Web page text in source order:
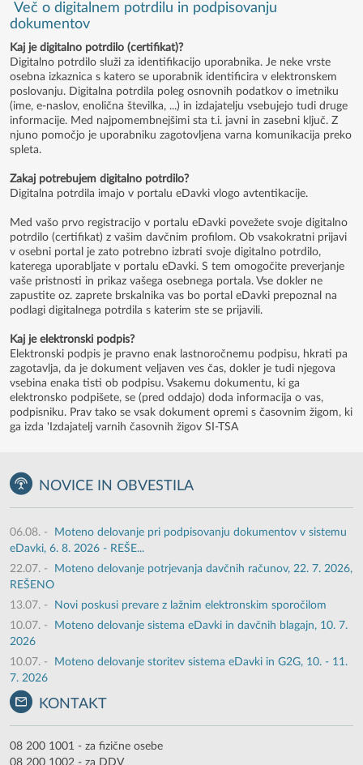
Več o digitalnem potrdilu in podpisovanju
dokumentov
Kaj je digitalno potrdilo (certifikat)?
Digitalno potrdilo služi za identifikacijo uporabnika. Je neke vrste
osebna izkaznica s katero se uporabnik identificira v elektronskem
poslovanju. Digitalna potrdila poleg osnovnih podatkov o imetniku
(ime, e-naslov, enolična številka, ...) in izdajatelju vsebujejo tudi druge
informacije. Med najpomembnejšimi sta t.i. javni in zasebni ključ. Z
njuno pomočjo je uporabniku zagotovljena varna komunikacija preko
spleta.
Zakaj potrebujem digitalno potrdilo?
Digitalna potrdila imajo v portalu eDavki vlogo avtentikacije.
Med vašo prvo registracijo v portalu eDavki povežete svoje digitalno
potrdilo (certifikat) z vašim davčnim profilom. Ob vsakokratni prijavi
v osebni portal je zato potrebno izbrati svoje digitalno potrdilo,
katerega uporabljate v portalu eDavki. S tem omogočite preverjanje
vaše pristnosti in prikaz vašega osebnega portala. Vse dokler ne
zapustite oz. zaprete brskalnika vas bo portal eDavki prepoznal na
podlagi digitalnega potrdila s katerim ste se prijavili.
Kaj je elektronski podpis?
Elektronski podpis je pravno enak lastnoročnemu podpisu, hkrati pa
zagotavlja, da je dokument veljaven ves čas, dokler je tudi njegova
vsebina enaka tisti ob podpisu. Vsakemu dokumentu, ki ga
elektronsko podpišete, se (pred oddajo) doda informacija o vas,
podpisniku. Prav tako se vsak dokument opremi s časovnim žigom, ki
ga izda 'Izdajatelj varnih časovnih žigov SI-TSA
NOVICE IN OBVESTILA
06.08. -
Moteno delovanje pri podpisovanju dokumentov v sistemu
eDavki, 6. 8. 2026 - REŠE...
22.07. -
Moteno delovanje potrjevanja davčnih računov, 22. 7. 2026,
REŠENO
13.07. -
Novi poskusi prevare z lažnim elektronskim sporočilom
10.07. -
Moteno delovanje sistema eDavki in davčnih blagajn, 10. 7.
2026
10.07. -
Moteno delovanje storitev sistema eDavki in G2G, 10. - 11.
7. 2026
KONTAKT
08 200 1001 - za fizične osebe